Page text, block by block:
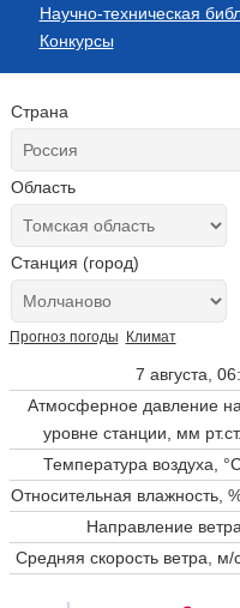
Научно-техническая
Конкурсы
Страна
Область
Станция (город)
Прогноз погоды Климат
7 августа,
Атмосферное давление на
уровне станции, мм рт.ст.
Температура воздуха,
Относительная влажность,
Направление ветра
Средняя скорость ветра, м/